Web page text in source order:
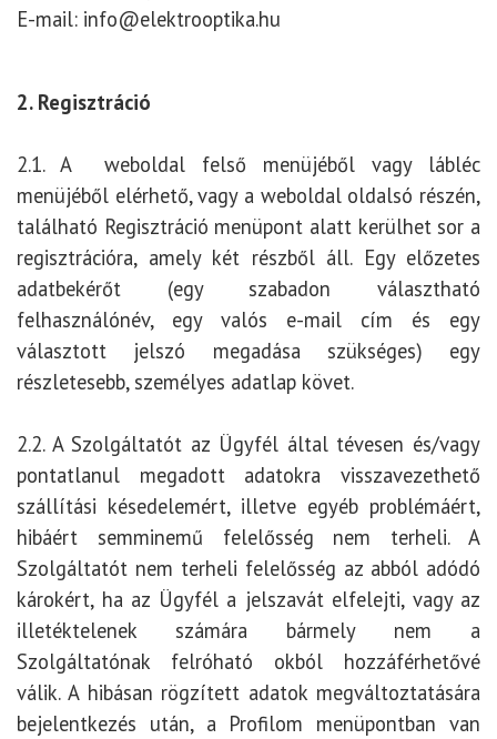
E-mail: info@elektrooptika.hu
2. Regisztráció
2.1. A weboldal felső menüjéből vagy lábléc
menüjéből elérhető, vagy a weboldal oldalsó részén,
található Regisztráció menüpont alatt kerülhet sor a
regisztrációra, amely két részből áll. Egy előzetes
adatbekérőt (egy szabadon választható
felhasználónév, egy valós e-mail cím és egy
választott jelszó megadása szükséges) egy
részletesebb, személyes adatlap követ.
2.2. A Szolgáltatót az Ügyfél által tévesen és/vagy
pontatlanul megadott adatokra visszavezethető
szállítási késedelemért, illetve egyéb problémáért,
hibáért semminemű felelősség nem terheli. A
Szolgáltatót nem terheli felelősség az abból adódó
károkért, ha az Ügyfél a jelszavát elfelejti, vagy az
illetéktelenek számára bármely nem a
Szolgáltatónak felróható okból hozzáférhetővé
válik. A hibásan rögzített adatok megváltoztatására
bejelentkezés után, a Profilom menüpontban van